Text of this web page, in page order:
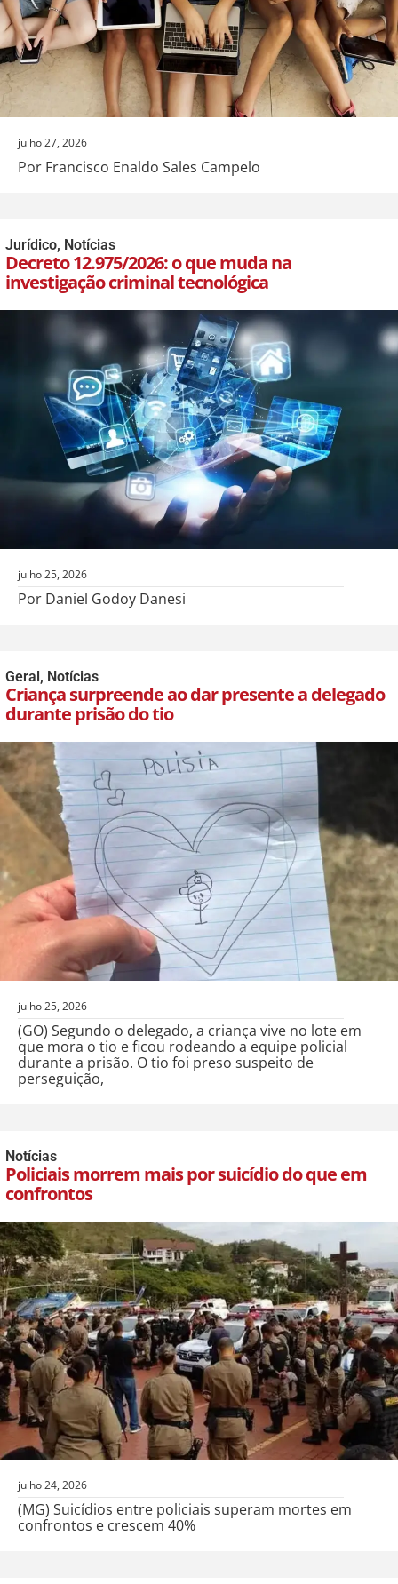
julho 27, 2026
Por Francisco Enaldo Sales Campelo
Jurídico, Notícias
Decreto 12.975/2026: o que muda na
investigação criminal tecnológica
julho 25, 2026
Por Daniel Godoy Danesi
Geral, Notícias
Criança surpreende ao dar presente a delegado
durante prisão do tio
julho 25, 2026
(GO) Segundo o delegado, a criança vive no lote em
que mora o tio e ficou rodeando a equipe policial
durante a prisão. O tio foi preso suspeito de
perseguição,
Notícias
Policiais morrem mais por suicídio do que em
confrontos
julho 24, 2026
(MG) Suicídios entre policiais superam mortes em
confrontos e crescem 40%